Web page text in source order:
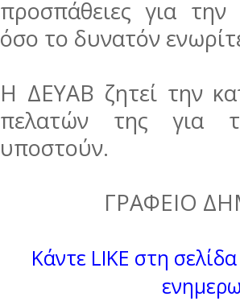
προσπάθειες για
όσο το δυνατόν
Η ΔΕΥΑΒ ζητεί την
πελατών της για
υποστούν.
ΓΡΑΦΕΙΟ
Κάντε LIKE στη